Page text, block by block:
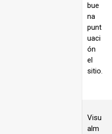
bue
na
punt
uaci
ón
el
sitio.
Visu
alm